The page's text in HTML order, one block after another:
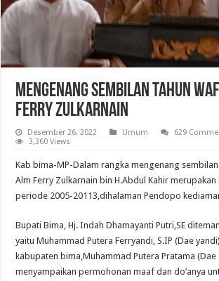
Mengenang Sembilan Tahun
Ferry Zulkarnain
Desember 26, 2022 Umum
629
3,360 Views
Kab bima-MP-Dalam rangka mengenang
Alm Ferry Zulkarnain bin H.Abdul Kahir merupakan
periode 2005-20113,dihalaman Pendopo
Bupati Bima, Hj. Indah Dhamayanti Putri,SE
yaitu Muhammad Putera Ferryandi, S.IP (Dae
kabupaten bima,Muhammad Putera Pratama (Dae
menyampaikan permohonan maaf dan do’anya